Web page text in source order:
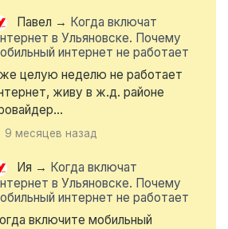
Павел → Когда включат
в Ульяновске. Почему
интернет не работает
целую неделю не работает
живу в ж.д. районе
9 месяцев назад
Ия → Когда включат
в Ульяновске. Почему
интернет не работает
включите мобильный